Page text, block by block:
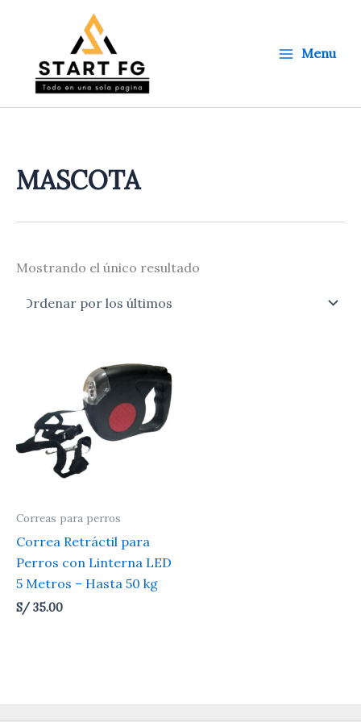
Menu
MASCOTA
Mostrando el único resultado
Correas para perros
Correa Retráctil para
Perros con Linterna LED
5 Metros – Hasta 50 kg
S/35.00